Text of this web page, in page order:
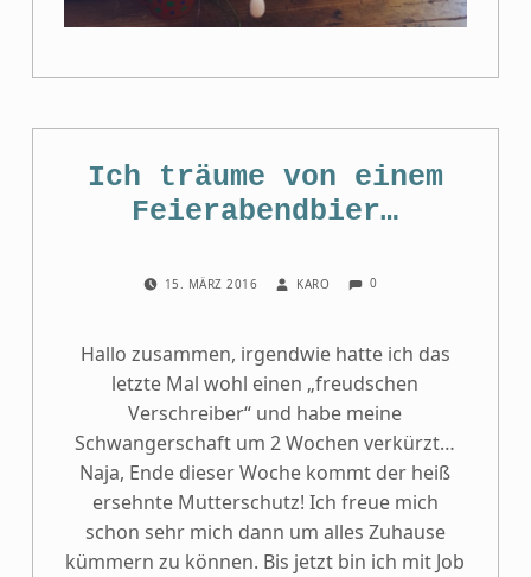
Ich träume von einem
Feierabendbier…
15. MÄRZ 2016 KARO 0
Hallo zusammen, irgendwie hatte ich das
letzte Mal wohl einen „freudschen
Verschreiber“ und habe meine
Schwangerschaft um 2 Wochen verkürzt…
Naja, Ende dieser Woche kommt der heiß
ersehnte Mutterschutz! Ich freue mich
schon sehr mich dann um alles Zuhause
kümmern zu können. Bis jetzt bin ich mit Job